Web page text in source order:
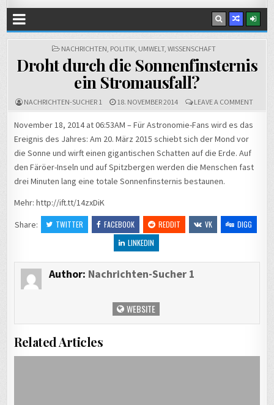
POSTED
NACHRICHTEN, POLITIK, UMWELT, WISSENSCHAFT
Droht durch die Sonnenfinsternis
ein Stromausfall?
NACHRICHTEN-SUCHER 1 18. NOVEMBER 2014 LEAVE A COMMENTON
DIE
November 18, 2014 at 06:53AM – Für Astronomie-Fans wird es das
Ereignis des Jahres: Am 20. März 2015 schiebt sich der Mond vor
die Sonne und wirft einen gigantischen Schatten auf die Erde. Auf
den Färöer-Inseln und auf Spitzbergen werden die Menschen fast
drei Minuten lang eine totale Sonnenfinsternis bestaunen.
Mehr: http://ift.tt/14zxDiK
Share:
TWITTER FACEBOOK REDDIT VK
DIGG
LINKEDIN
Author: Nachrichten-Sucher 1
WEBSITE
Related Articles